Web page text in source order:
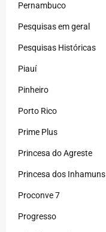
Pernambuco
Pesquisas em geral
Pesquisas Históricas
Piauí
Pinheiro
Porto Rico
Prime Plus
Princesa do Agreste
Princesa dos Inhamuns
Proconve 7
Progresso